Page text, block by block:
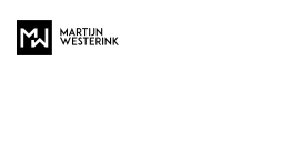
Ga
naarMartijn